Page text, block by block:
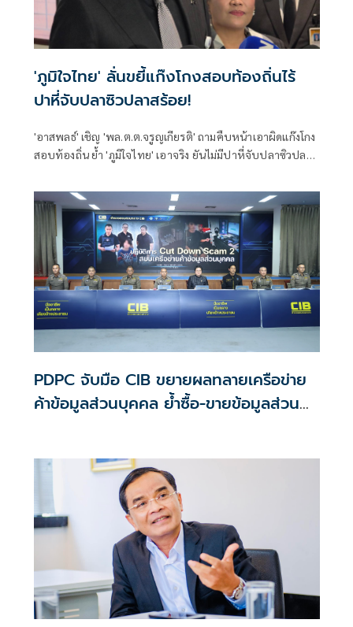
'ภูมิใจไทย' ลั่นขยี้แก๊งโกงสอบท้องถิ่นไร้
ปาหี่จับปลาซิวปลาสร้อย!
'อาสพลธ์' เชิญ 'พล.ต.ต.จรูญเกียรติ' ถามคืบหน้าเอาผิดแก๊งโกง
สอบท้องถิ่น ย้ำ 'ภูมิใจไทย' เอาจริง ยันไม่มีปาหี่จับปลาซิวปลา
กมธ.ไปหากิน
PDPC จับมือ CIB ขยายผลทลายเครือข่าย
ค้าข้อมูลส่วนบุคคล ย้ำซื้อ-ขายข้อมูลส่วน